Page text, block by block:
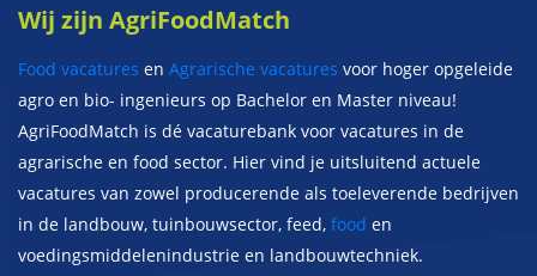
Wij zijn AgriFoodMatch
Food vacatures en Agrarische vacatures voor hoger opgeleide
agro en bio- ingenieurs op Bachelor en Master niveau!
AgriFoodMatch is dé vacaturebank voor vacatures in de
agrarische en food sector. Hier vind je uitsluitend actuele
vacatures van zowel producerende als toeleverende bedrijven
in de landbouw, tuinbouwsector, feed, food en
voedingsmiddelenindustrie en landbouwtechniek.